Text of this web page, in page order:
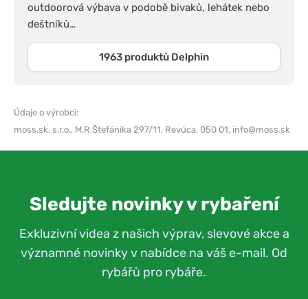
outdoorová výbava v podobě bivaků, lehátek nebo
deštníků…
1963 produktů Delphin
Údaje o výrobci:
moss.sk, s.r.o., M.R.Štefánika 297/11, Revúca, 050 01, info@moss.sk
Sledujte novinky v rybaření
Exkluzivní videa z našich výprav, slevové akce a
významné novinky v nabídce na váš e-mail. Od
rybářů pro rybáře.